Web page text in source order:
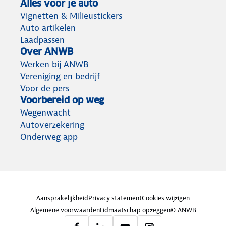
Alles voor je auto
Vignetten & Milieustickers
Auto artikelen
Laadpassen
Over ANWB
Werken bij ANWB
Vereniging en bedrijf
Voor de pers
Voorbereid op weg
Wegenwacht
Autoverzekering
Onderweg app
AansprakelijkheidPrivacy statementCookies wijzigen
Algemene voorwaardenLidmaatschap opzeggen© ANWB